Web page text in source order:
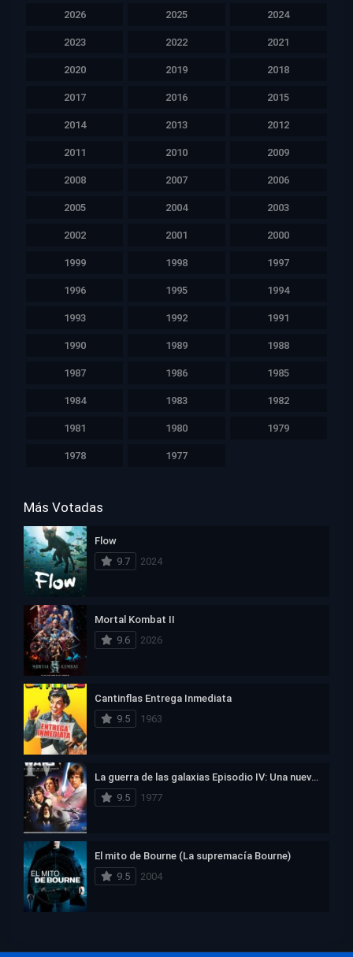
2026 2025 2024
2023 2022 2021
2020 2019 2018
2017 2016 2015
2014 2013 2012
2011 2010 2009
2008 2007 2006
2005 2004 2003
2002 2001 2000
1999 1998 1997
1996 1995 1994
1993 1992 1991
1990 1989 1988
1987 1986 1985
1984 1983 1982
1981 1980 1979
1978 1977
Más Votadas
Flow
9.7
2024
Mortal Kombat II
9.6
2026
Cantinflas Entrega Inmediata
9.5
1963
La guerra de las galaxias Episodio IV: Una nueva esperanza
9.5
1977
El mito de Bourne (La supremacía Bourne)
9.5
2004